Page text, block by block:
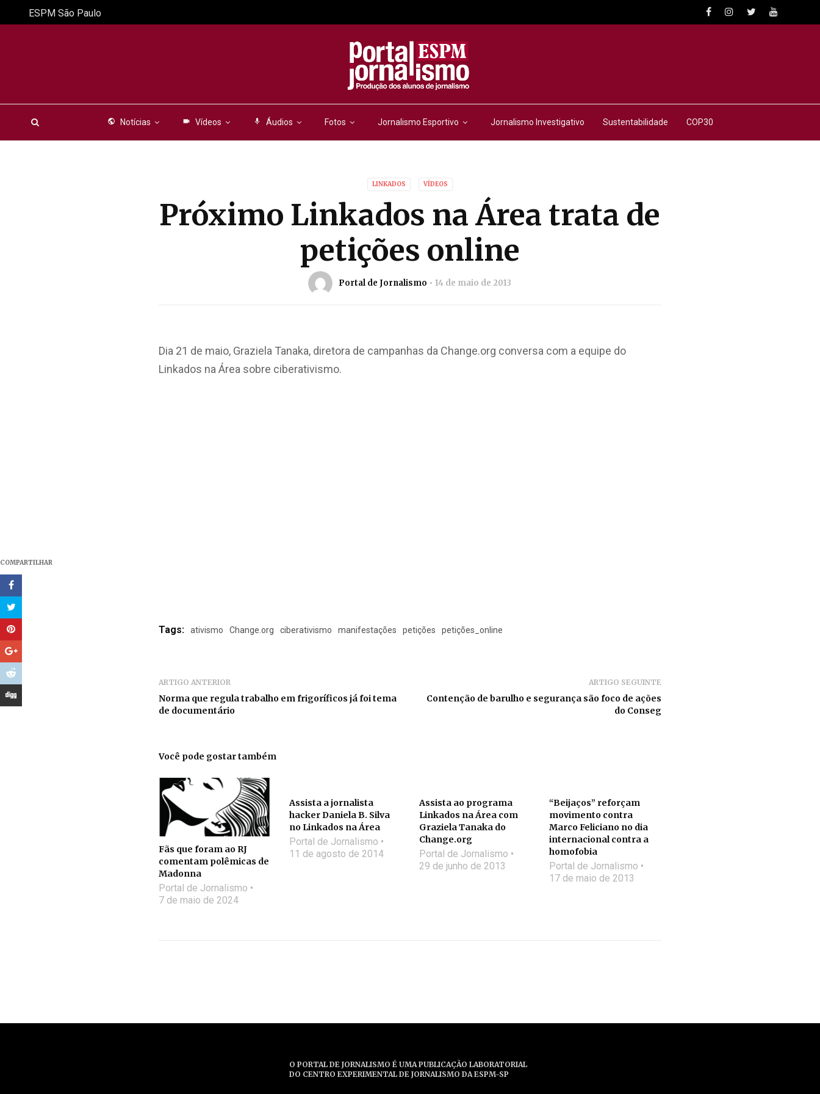
public Notícias videocam Vídeos mic Áudios Fotos Jornalismo Esportivo Jornalismo Investigativo Sustentabilidade COP30
ESPM São Paulo
LINKADOS VÍDEOS
Próximo Linkados na Área trata de
petições online
Portal de Jornalismo 14 de maio de 2013
COMPARTILHAR
Dia 21 de maio, Graziela Tanaka, diretora de campanhas da Change.org conversa com a equipe do
Linkados na Área sobre ciberativismo.
Tags: ativismo Change.org ciberativismo manifestações petições petições_online
ARTIGO ANTERIOR
Norma que regula trabalho em frigoríficos já foi tema
de documentário
ARTIGO SEGUINTE
Contenção de barulho e segurança são foco de ações
do Conseg
Você pode gostar também
Fãs que foram ao RJ
comentam polêmicas de
Madonna
Portal de Jornalismo
7 de maio de 2024
Assista a jornalista
hacker Daniela B. Silva
no Linkados na Área
Portal de Jornalismo
11 de agosto de 2014
Assista ao programa
Linkados na Área com
Graziela Tanaka do
Change.org
Portal de Jornalismo
29 de junho de 2013
“Beijaços” reforçam
movimento contra
Marco Feliciano no dia
internacional contra a
homofobia
Portal de Jornalismo
17 de maio de 2013
O PORTAL DE JORNALISMO É UMA PUBLICAÇÃO LABORATORIAL
DO CENTRO EXPERIMENTAL DE JORNALISMO DA ESPM-SP